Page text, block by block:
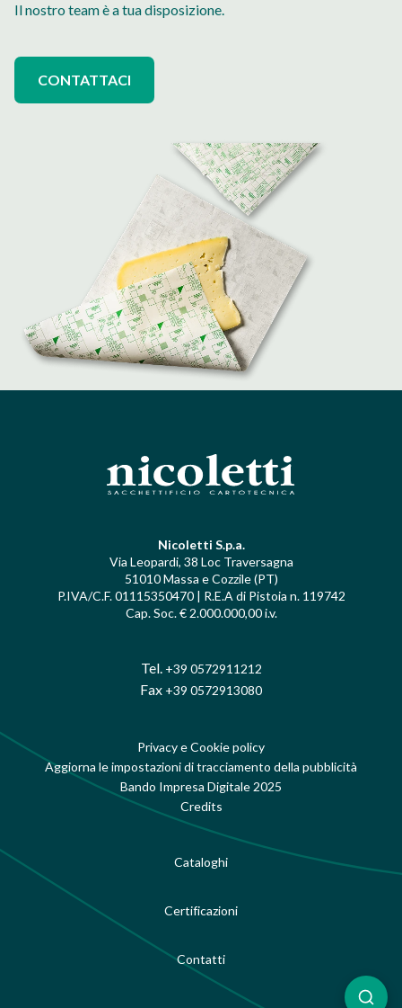
Il nostro team è a tua disposizione.
CONTATTACI
Nicoletti S.p.a.
Via Leopardi, 38 Loc Traversagna
51010 Massa e Cozzile (PT)
P.IVA/C.F. 01115350470 | R.E.A di Pistoia n. 119742
Cap. Soc. € 2.000.000,00 i.v.
Tel. +39 0572911212
Fax +39 0572913080
Privacy e Cookie policy
Aggiorna le impostazioni di tracciamento della pubblicità
Bando Impresa Digitale 2025
Credits
Cataloghi
Certificazioni
Contatti